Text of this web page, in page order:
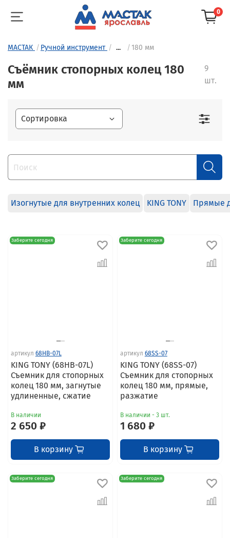
0
МАСТАК Ручной инструмент ... 180 мм
Съёмник стопорных колец 180
мм
9
шт.
Изогнутые для внутренних колец KING TONY Прямые
Заберите сегодня
артикул 68HB-07L
KING TONY (68HB-07L)
Съемник для стопорных
колец 180 мм, загнутые
удлиненные, сжатие
В наличии
2 650 ₽
В корзину
Заберите сегодня
артикул 68SS-07
KING TONY (68SS-07)
Съемник для стопорных
колец 180 мм, прямые,
разжатие
В наличии - 3 шт.
1 680 ₽
В корзину
Заберите сегодня Заберите сегодня